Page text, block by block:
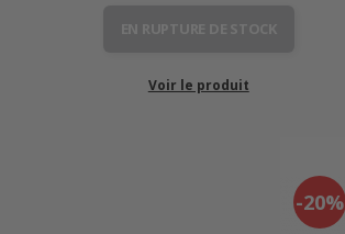
Voir le produit
-20%